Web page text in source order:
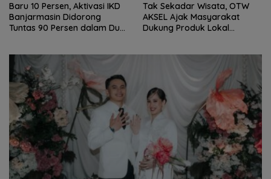
Baru 10 Persen, Aktivasi IKD
Banjarmasin Didorong
Tuntas 90 Persen dalam Dua
Tak Sekadar Wisata, OTW
AKSEL Ajak Masyarakat
Dukung Produk Lokal